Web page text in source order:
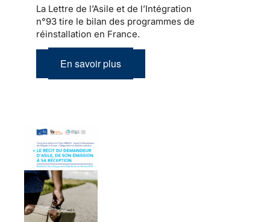
La Lettre de l’Asile et de l’Intégration
n°93 tire le bilan des programmes de
réinstallation en France.
En savoir plus